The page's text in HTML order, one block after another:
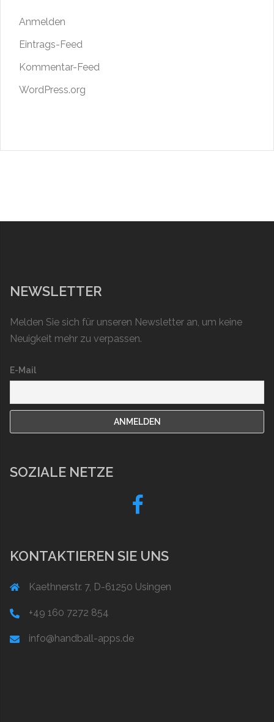
Anmelden
Eintrags-Feed
Kommentar-Feed
WordPress.org
NEWSLETTER
Melden Sie sich für unseren Newsletter an, um keine
Neuigkeit mehr zu verpassen.
E-Mail
SOZIALE NETZE
Fb
KONTAKTIEREN SIE UNS
Kaethnerstr. 7, D-61250 Usingen
+49 160 7272 854
info@handball-apps.de